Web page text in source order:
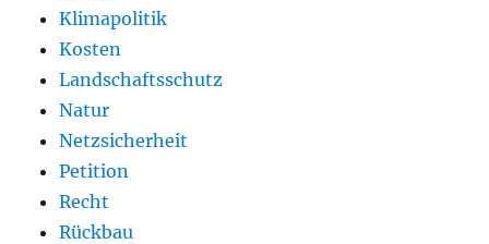
Klimapolitik
Kosten
Landschaftsschutz
Natur
Netzsicherheit
Petition
Recht
Rückbau